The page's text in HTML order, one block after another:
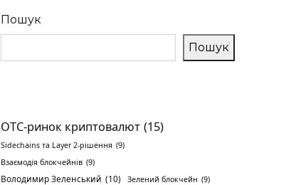
Пошук
Пошук
OTC-ринок криптовалют (15)
Sidechains та Layer 2-рішення (9)
Взаємодія блокчейнів (9)
Володимир Зеленський (10) Зелений блокчейн (9)